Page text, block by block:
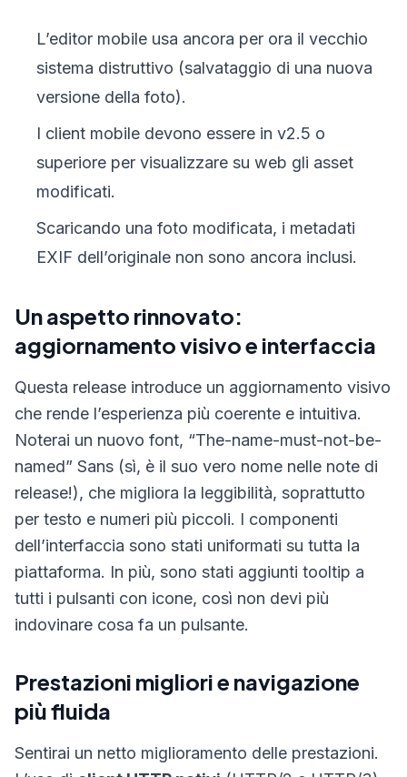
L’editor mobile usa ancora per ora il vecchio
sistema distruttivo (salvataggio di una nuova
versione della foto).
I client mobile devono essere in v2.5 o
superiore per visualizzare su web gli asset
modificati.
Scaricando una foto modificata, i metadati
EXIF dell’originale non sono ancora inclusi.
Un aspetto rinnovato:
aggiornamento visivo e interfaccia
Questa release introduce un aggiornamento visivo
che rende l’esperienza più coerente e intuitiva.
Noterai un nuovo font, “The-name-must-not-be-
named” Sans (sì, è il suo vero nome nelle note di
release!), che migliora la leggibilità, soprattutto
per testo e numeri più piccoli. I componenti
dell’interfaccia sono stati uniformati su tutta la
piattaforma. In più, sono stati aggiunti tooltip a
tutti i pulsanti con icone, così non devi più
indovinare cosa fa un pulsante.
Prestazioni migliori e navigazione
più fluida
Sentirai un netto miglioramento delle prestazioni.